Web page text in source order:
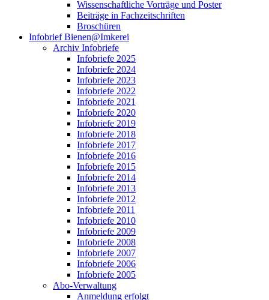
Wissenschaftliche Vorträge und Poster
Beiträge in Fachzeitschriften
Broschüren
Infobrief Bienen@Imkerei
Archiv Infobriefe
Infobriefe 2025
Infobriefe 2024
Infobriefe 2023
Infobriefe 2022
Infobriefe 2021
Infobriefe 2020
Infobriefe 2019
Infobriefe 2018
Infobriefe 2017
Infobriefe 2016
Infobriefe 2015
Infobriefe 2014
Infobriefe 2013
Infobriefe 2012
Infobriefe 2011
Infobriefe 2010
Infobriefe 2009
Infobriefe 2008
Infobriefe 2007
Infobriefe 2006
Infobriefe 2005
Abo-Verwaltung
Anmeldung erfolgt